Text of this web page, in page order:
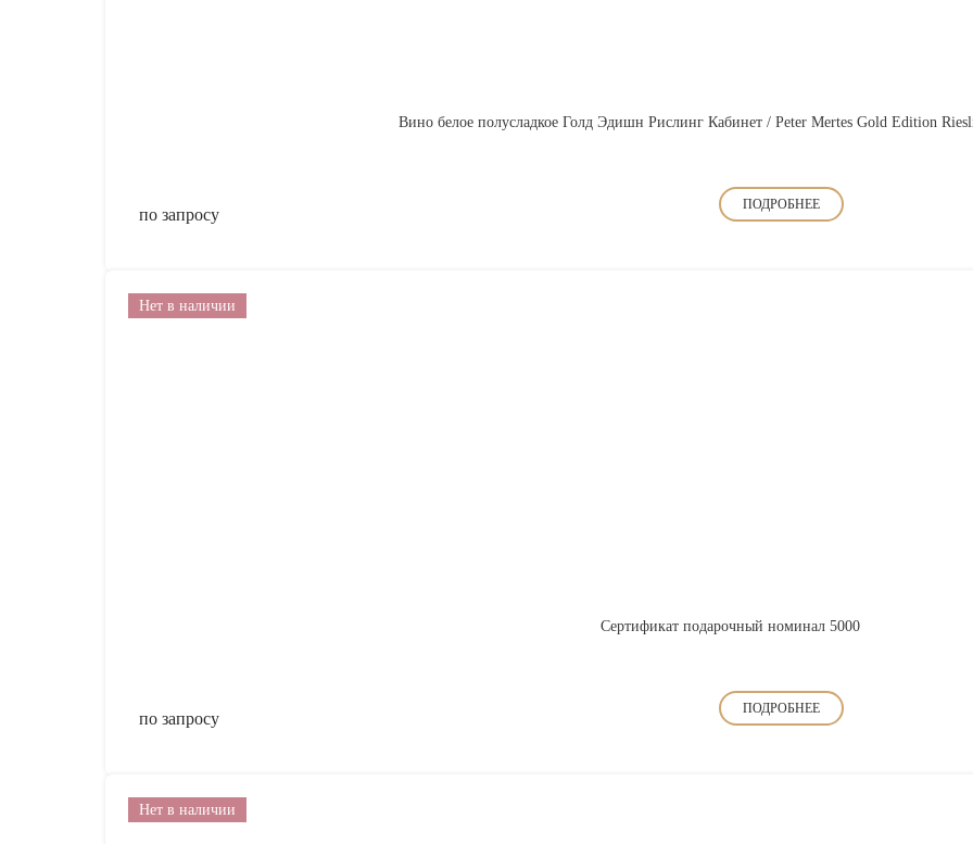
Вино белое полусладкое Голд Эдишн Рислинг Кабинет / Peter Mertes Gold Edition
по запросу
ПОДРОБНЕЕ
Нет в наличии
Сертификат подарочный номинал 5000
по запросу
ПОДРОБНЕЕ
Нет в наличии